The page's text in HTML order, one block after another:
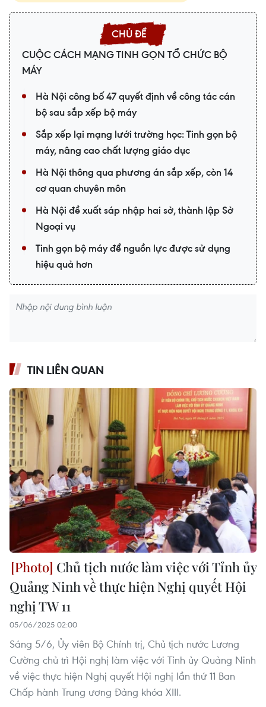
CUỘC CÁCH MẠNG TINH GỌN TỔ CHỨC BỘ
MÁY
Hà Nội công bố 47 quyết định về công tác cán
bộ sau sắp xếp bộ máy
Sắp xếp lại mạng lưới trường học: Tinh gọn bộ
máy, nâng cao chất lượng giáo dục
Hà Nội thông qua phương án sắp xếp, còn 14
cơ quan chuyên môn
Hà Nội đề xuất sáp nhập hai sở, thành lập Sở
Ngoại vụ
Tinh gọn bộ máy để nguồn lực được sử dụng
hiệu quả hơn
TIN LIÊN QUAN
Chủ tịch nước làm việc với Tỉnh ủy
Quảng Ninh về thực hiện Nghị quyết Hội
nghị TW 11
05/06/2025 02:00
Sáng 5/6, Ủy viên Bộ Chính trị, Chủ tịch nước Lương
Cường chủ trì Hội nghị làm việc với Tỉnh ủy Quảng Ninh
về việc thực hiện Nghị quyết Hội nghị lần thứ 11 Ban
Chấp hành Trung ương Đảng khóa XIII.